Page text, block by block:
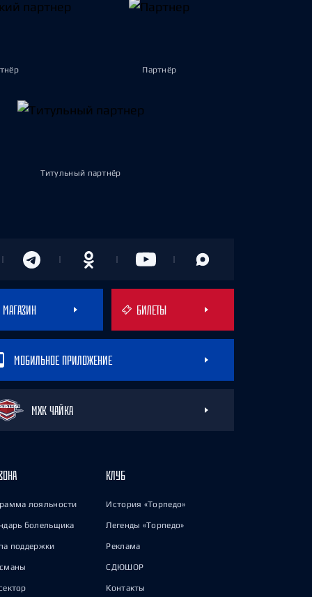
Партнёр
Титульный партнёр
МАГАЗИН БИЛЕТЫ
МОБИЛЬНОЕ ПРИЛОЖЕНИЕ
МХК ЧАЙКА
лояльности
болельщика
поддержки
КЛУБ
История «Торпедо»
Легенды «Торпедо»
Реклама
СДЮШОР
Контакты